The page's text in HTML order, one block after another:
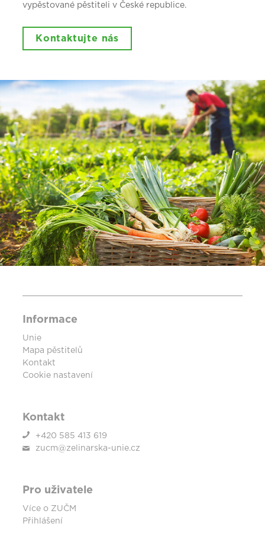
vypěstované pěstiteli v České republice.
Kontaktujte nás
Informace
Unie
Mapa pěstitelů
Kontakt
Cookie nastavení
Kontakt
+420 585 413 619
zucm@zelinarska-unie.cz
Pro uživatele
Více o ZUČM
Přihlášení